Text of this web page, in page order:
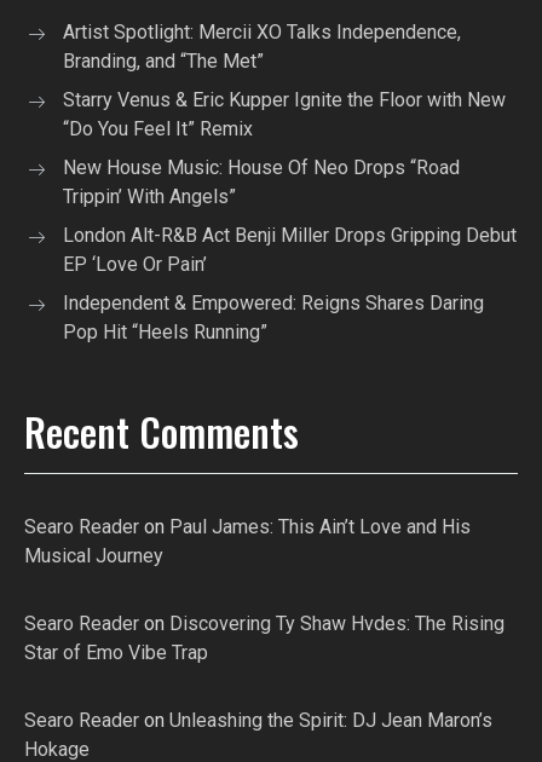
Artist Spotlight: Mercii XO Talks Independence,
Branding, and “The Met”
Starry Venus & Eric Kupper Ignite the Floor with New
“Do You Feel It” Remix
New House Music: House Of Neo Drops “Road
Trippin’ With Angels”
London Alt-R&B Act Benji Miller Drops Gripping Debut
EP ‘Love Or Pain’
Independent & Empowered: Reigns Shares Daring
Pop Hit “Heels Running”
Recent Comments
Searo Reader on Paul James: This Ain’t Love and His
Musical Journey
Searo Reader on Discovering Ty Shaw Hvdes: The Rising
Star of Emo Vibe Trap
Searo Reader on Unleashing the Spirit: DJ Jean Maron’s
Hokage